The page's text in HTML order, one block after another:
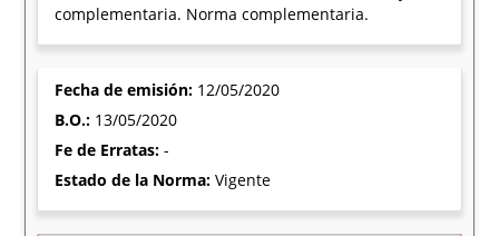
complementaria. Norma complementaria.
Fecha de emisión: 12/05/2020
B.O.: 13/05/2020
Fe de Erratas:-
Estado de la Norma:Vigente